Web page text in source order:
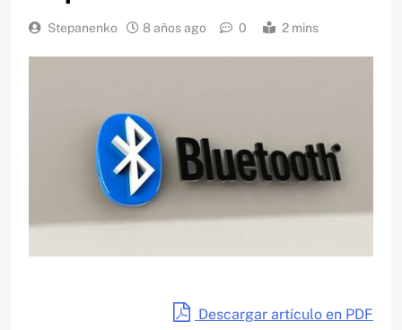
Stepanenko 8 años ago 0 2 mins
Descargar artículo en PDF